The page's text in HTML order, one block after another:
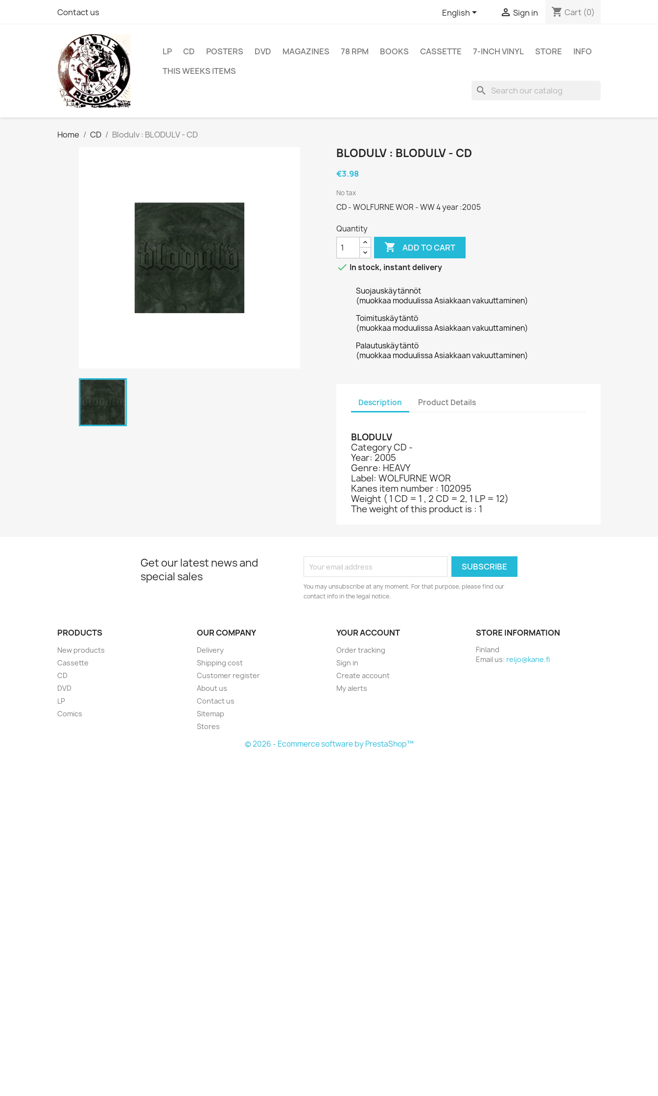
Contact us English  Sign in shopping_cart Cart (0)
LP CD POSTERS DVD MAGAZINES 78 RPM BOOKS CASSETTE 7-INCH VINYL STORE
INFO
THIS WEEKS ITEMS
search
Home CD Blodulv : BLODULV - CD
BLODULV : BLODULV - CD
€3.98
No tax
CD - WOLFURNE WOR - WW 4 year :2005
Quantity
 ADD TO CART
 In stock, instant delivery
Suojauskäytännöt
(muokkaa moduulissa Asiakkaan vakuuttaminen)
Toimituskäytäntö
(muokkaa moduulissa Asiakkaan vakuuttaminen)
Palautuskäytäntö
(muokkaa moduulissa Asiakkaan vakuuttaminen)
Description Product Details
BLODULV
Category CD -
Year: 2005
Genre: HEAVY
Label: WOLFURNE WOR
Kanes item number : 102095
Weight ( 1 CD = 1 , 2 CD = 2, 1 LP = 12)
The weight of this product is : 1
Get our latest news and
special sales
You may unsubscribe at any moment. For that purpose, please find our
contact info in the legal notice.
PRODUCTS
New products
Cassette
CD
DVD
LP
Comics
OUR COMPANY
Delivery
Shipping cost
Customer register
About us
Contact us
Sitemap
Stores
YOUR ACCOUNT
Order tracking
Sign in
Create account
My alerts
STORE INFORMATION
Finland
Email us: reijo@kane.fi
© 2026 - Ecommerce software by PrestaShop™